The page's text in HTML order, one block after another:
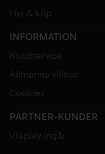
Hyr & köp
INFORMATION
Kundservice
Allmänna villkor
Cookies
PARTNER-KUNDER
Viaplay ingår